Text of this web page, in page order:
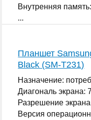
Внутренняя
...
Планшет
Black (SM-T231)
Назначение:
Диагональ экрана:
Разрешение
Версия